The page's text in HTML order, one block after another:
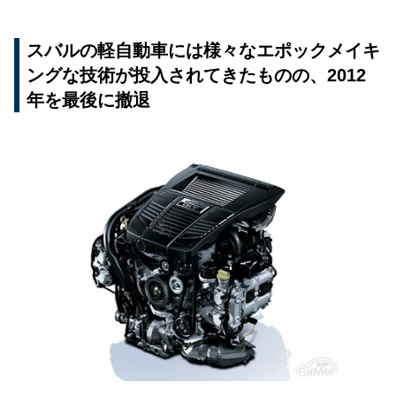
スバルの軽自動車には様々なエポックメイキ
ングな技術が投入されてきたものの、2012
年を最後に撤退